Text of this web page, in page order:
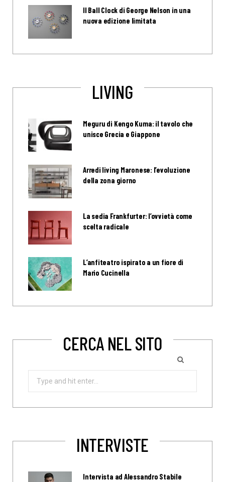
Il Ball Clock di George Nelson in una
nuova edizione limitata
LIVING
Meguru di Kengo Kuma: il tavolo che
unisce Grecia e Giappone
Arredi living Maronese: l’evoluzione
della zona giorno
La sedia Frankfurter: l’ovvietà come
scelta radicale
L’anfiteatro ispirato a un fiore di
Mario Cucinella
CERCA NEL SITO
Search
INTERVISTE
Intervista ad Alessandro Stabile